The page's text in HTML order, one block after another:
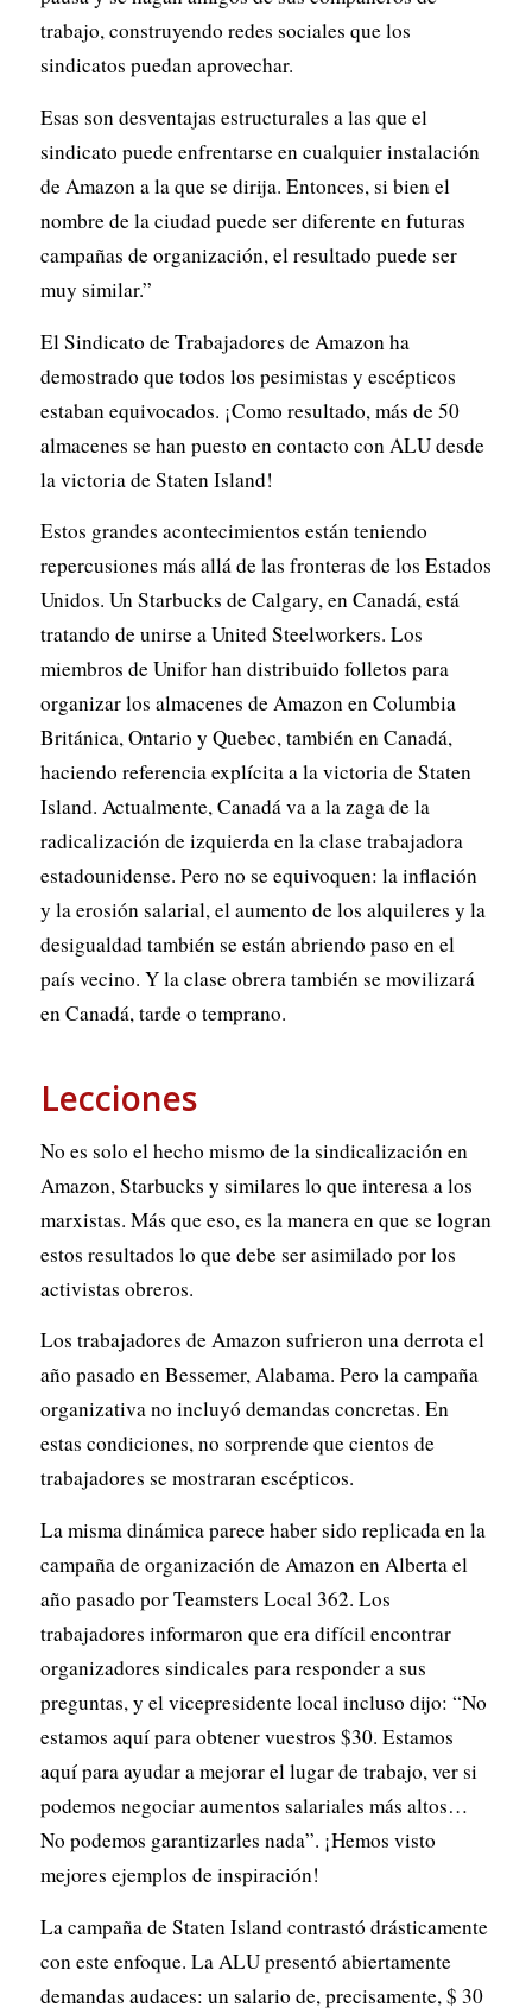
trabajo, construyendo redes sociales que los
sindicatos puedan aprovechar.
Esas son desventajas estructurales a las que el
sindicato puede enfrentarse en cualquier instalación
de Amazon a la que se dirija. Entonces, si bien el
nombre de la ciudad puede ser diferente en futuras
campañas de organización, el resultado puede ser
muy similar.”
El Sindicato de Trabajadores de Amazon ha
demostrado que todos los pesimistas y escépticos
estaban equivocados. ¡Como resultado, más de 50
almacenes se han puesto en contacto con ALU desde
la victoria de Staten Island!
Estos grandes acontecimientos están teniendo
repercusiones más allá de las fronteras de los Estados
Unidos. Un Starbucks de Calgary, en Canadá, está
tratando de unirse a United Steelworkers. Los
miembros de Unifor han distribuido folletos para
organizar los almacenes de Amazon en Columbia
Británica, Ontario y Quebec, también en Canadá,
haciendo referencia explícita a la victoria de Staten
Island. Actualmente, Canadá va a la zaga de la
radicalización de izquierda en la clase trabajadora
estadounidense. Pero no se equivoquen: la inflación
y la erosión salarial, el aumento de los alquileres y la
desigualdad también se están abriendo paso en el
país vecino. Y la clase obrera también se movilizará
en Canadá, tarde o temprano.
Lecciones
No es solo el hecho mismo de la sindicalización en
Amazon, Starbucks y similares lo que interesa a los
marxistas. Más que eso, es la manera en que se logran
estos resultados lo que debe ser asimilado por los
activistas obreros.
Los trabajadores de Amazon sufrieron una derrota el
año pasado en Bessemer, Alabama. Pero la campaña
organizativa no incluyó demandas concretas. En
estas condiciones, no sorprende que cientos de
trabajadores se mostraran escépticos.
La misma dinámica parece haber sido replicada en la
campaña de organización de Amazon en Alberta el
año pasado por Teamsters Local 362. Los
trabajadores informaron que era difícil encontrar
organizadores sindicales para responder a sus
preguntas, y el vicepresidente local incluso dijo: “No
estamos aquí para obtener vuestros $30. Estamos
aquí para ayudar a mejorar el lugar de trabajo, ver si
podemos negociar aumentos salariales más altos…
No podemos garantizarles nada”. ¡Hemos visto
mejores ejemplos de inspiración!
La campaña de Staten Island contrastó drásticamente
con este enfoque. La ALU presentó abiertamente
demandas audaces: un salario de, precisamente, $ 30